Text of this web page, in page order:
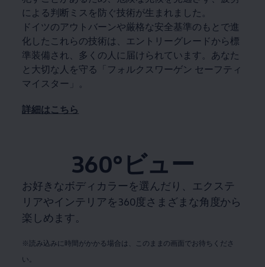
による判断ミスを防ぐ技術が生まれました。
ドイツのアウトバーンや厳格な安全基準のもとで進
化したこれらの技術は、エントリーグレードから標
準装備され、多くの人に届けられています。あなた
と大切な人を守る「フォルクスワーゲン セーフティ
マイスター」。
詳細はこちら
360°ビュー
お好きなボディカラーを選んだり、エクステ
リアやインテリアを360度さまざまな角度から
楽しめます。
※読み込みに時間がかかる場合は、このままの画面でお待ちくださ
い。